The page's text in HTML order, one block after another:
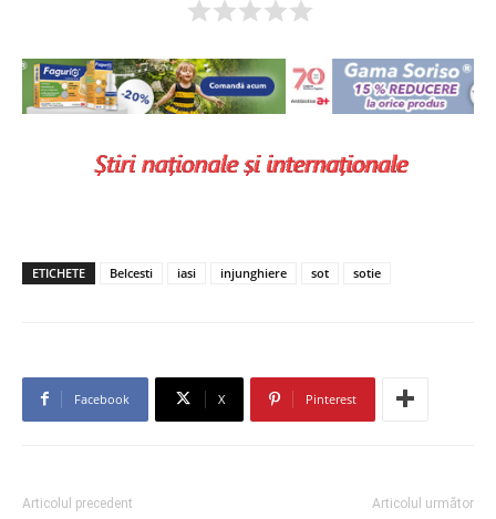
ETICHETE Belcesti iasi injunghiere sot sotie
Facebook X Pinterest
Articolul precedent Articolul următor